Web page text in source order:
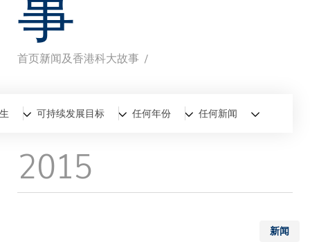
面
包
屑
首页新闻及香港科大故事
全部新闻香港科大故事
可持续发展目标 任何年份 任何新闻
2015
新闻